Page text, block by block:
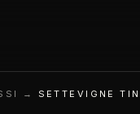
→ SETTEVIGNE